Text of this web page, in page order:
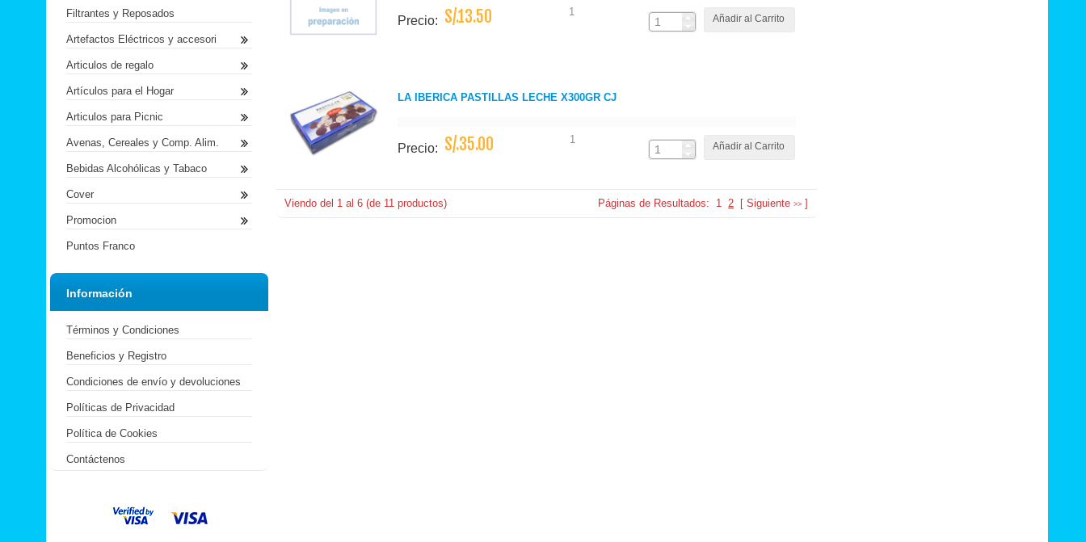
Precio: S/.13.50 1
Añadir al Carrito
LA IBERICA PASTILLAS LECHE X300GR CJ
Precio: S/.35.00 1
Añadir al Carrito
Viendo del 1 al 6 (de 11 productos) Páginas de Resultados: 1 2 [ Siguiente >> ]
Filtrantes y Reposados
Artefactos Eléctricos y accesori
Articulos de regalo
Artículos para el Hogar
Articulos para Picnic
Avenas, Cereales y Comp. Alim.
Bebidas Alcohólicas y Tabaco
Cover
Promocion
Puntos Franco
Información
Términos y Condiciones
Beneficios y Registro
Condiciones de envío y devoluciones
Políticas de Privacidad
Política de Cookies
Contáctenos